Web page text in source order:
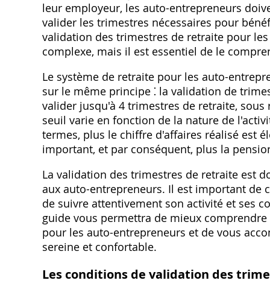
leur employeur‚ les auto-entrepreneurs
valider les trimestres nécessaires pour
validation des trimestres de retraite pour
complexe‚ mais il est essentiel de le
Le système de retraite pour les auto-
sur le même principe ⁚ la validation de
valider jusqu'à 4 trimestres de retraite‚
seuil varie en fonction de la nature de
termes‚ plus le chiffre d'affaires réalisé est
important‚ et par conséquent‚ plus la
La validation des trimestres de retraite est
aux auto-entrepreneurs. Il est important de
de suivre attentivement son activité et ses
guide vous permettra de mieux
pour les auto-entrepreneurs et de vous
sereine et confortable.
Les conditions de validation des